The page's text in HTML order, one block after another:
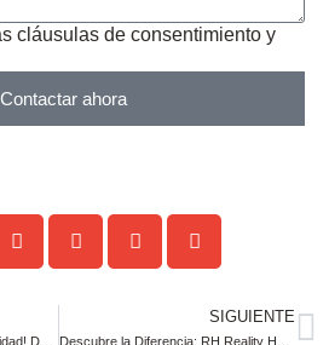
cláusulas de consentimiento y
Contactar ahora
SIGUIENTE